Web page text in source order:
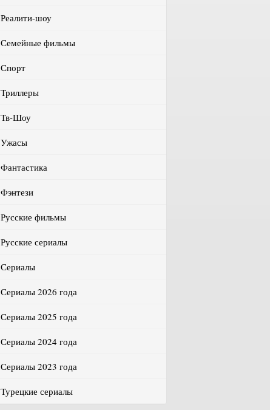
Реалити-шоу
Семейные фильмы
Спорт
Триллеры
Тв-Шоу
Ужасы
Фантастика
Фэнтези
Русские фильмы
Русские сериалы
Сериалы
Сериалы 2026 года
Сериалы 2025 года
Сериалы 2024 года
Сериалы 2023 года
Турецкие сериалы